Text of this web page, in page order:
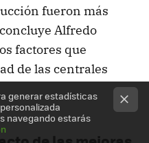
fueron más
Alfredo
factores que
de las centrales
generar estadísticas
navegando estarás